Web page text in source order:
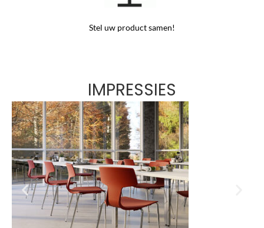
Stel uw product samen!
IMPRESSIES